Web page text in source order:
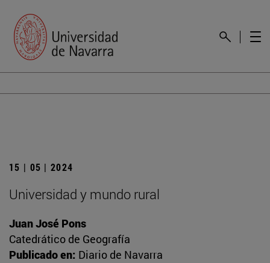
15 | 05 | 2024
Universidad y mundo rural
Juan José Pons
Catedrático de Geografía
Publicado en: Diario de Navarra